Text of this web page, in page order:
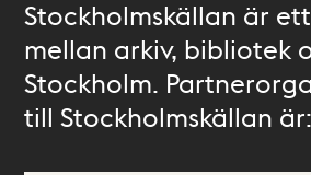
Stockholmskällan är
mellan arkiv, bibliotek
Stockholm.
till Stockholmskällan är: